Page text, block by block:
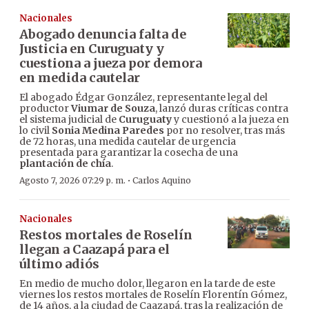
Nacionales
Abogado denuncia falta de
Justicia en Curuguaty y
cuestiona a jueza por demora
en medida cautelar
El abogado Édgar González, representante legal del
productorViumar de Souza, lanzó duras críticas contra
el sistema judicial de Curuguatyy cuestionó a la jueza en
lo civil Sonia Medina Paredes por no resolver, tras más
de 72 horas, una medida cautelar de urgencia
presentada para garantizar la cosecha de una
plantación de chía.
Agosto 7, 2026 07:29 p. m. · Carlos Aquino
Nacionales
Restos mortales de Roselín
llegan a Caazapá para el
último adiós
En medio de mucho dolor, llegaron en la tarde de este
viernes los restos mortales de Roselín Florentín Gómez,
de 14 años, a la ciudad de Caazapá, tras la realización de